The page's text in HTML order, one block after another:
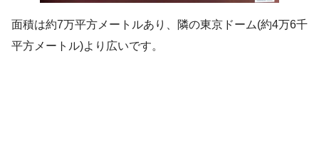
面積は約7万平方メートルあり、隣の東京ドーム(約4万6千
平方メートル)より広いです。